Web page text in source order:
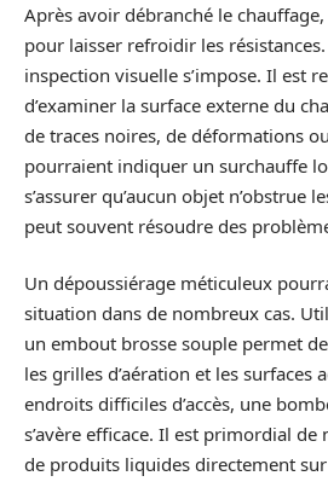
Après avoir débranché le
pour laisser refroidir les
inspection visuelle s’impose. Il est
d’examiner la surface externe du
de traces noires, de déformations
pourraient indiquer un surchauffe
s’assurer qu’aucun objet n’obstrue
peut souvent résoudre des
Un dépoussiérage méticuleux
situation dans de nombreux cas.
un embout brosse souple permet
les grilles d’aération et les surfaces
endroits difficiles d’accès, une
s’avère efficace. Il est primordial de
de produits liquides directement